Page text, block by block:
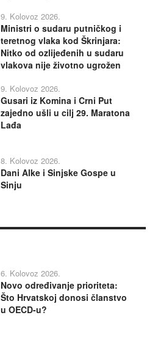
9. Kolovoz 2026.
Ministri o sudaru putničkog i
teretnog vlaka kod Škrinjara:
Nitko od ozlijeđenih u sudaru
vlakova nije životno ugrožen
9. Kolovoz 2026.
Gusari iz Komina i Crni Put
zajedno ušli u cilj 29. Maratona
Lađa
8. Kolovoz 2026.
Dani Alke i Sinjske Gospe u
Sinju
6. Kolovoz 2026.
Novo određivanje prioriteta:
Što Hrvatskoj donosi članstvo
u OECD-u?